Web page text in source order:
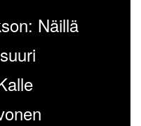
Näillä